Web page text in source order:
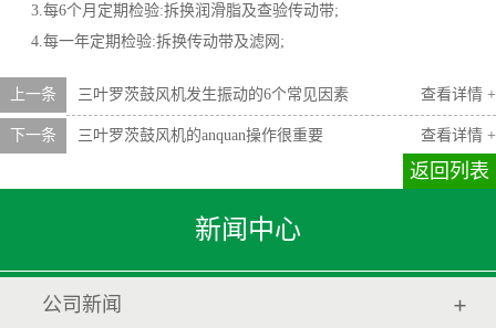
3.每6个月定期检验:拆换润滑脂及查验传动带;
4.每一年定期检验:拆换传动带及滤网;
查看详情 +
上一条 三叶罗茨鼓风机发生振动的6个常见因素
查看详情 +
下一条 三叶罗茨鼓风机的anquan操作很重要
返回列表
新闻中心
公司新闻